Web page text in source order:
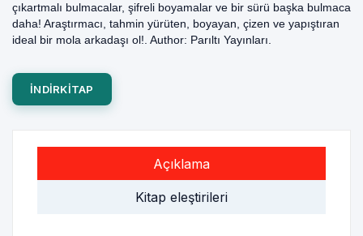
çıkartmalı bulmacalar, şifreli boyamalar ve bir sürü başka bulmaca
daha! Araştırmacı, tahmin yürüten, boyayan, çizen ve yapıştıran
ideal bir mola arkadaşı ol!. Author: Parıltı Yayınları.
INDIRKITAP
Açıklama
Kitap eleştirileri